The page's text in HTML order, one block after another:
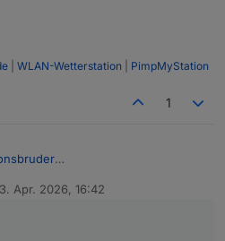
WLAN-Wetterstation PimpMyStation
1
einfach mal umstellen und
Authentifizierung geändert und
Apr. 2026, 16:42
von